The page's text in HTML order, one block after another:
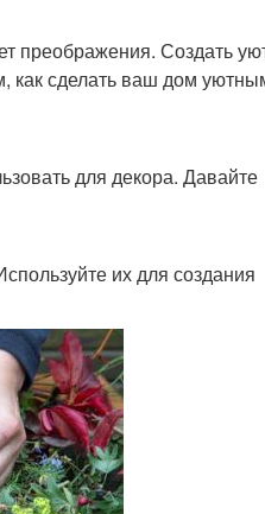
преображения. Создать
как сделать ваш дом
для декора. Давайте
их для создания